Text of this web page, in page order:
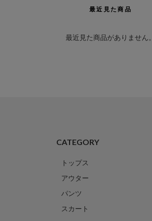
最近見た商品
最近見た商品がありません。
CATEGORY
トップス
アウター
パンツ
スカート